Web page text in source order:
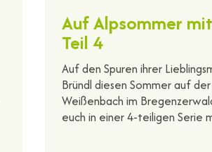
Auf Alpsommer
Teil 4
Auf den Spuren ihrer
Bründl diesen Sommer auf
Weißenbach im
euch in einer 4-teiligen Serie